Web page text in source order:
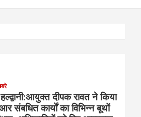
दीपक रावत ने किया
संबधित कार्यों का विभिन्न बूथों